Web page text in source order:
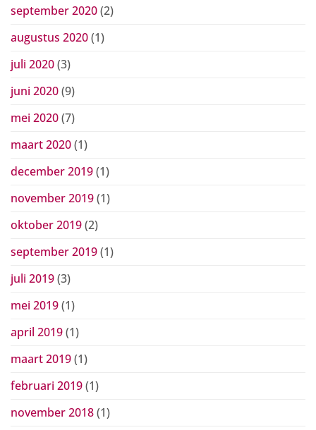
september 2020(2)
augustus 2020(1)
juli 2020(3)
juni 2020(9)
mei 2020(7)
maart 2020(1)
december 2019(1)
november 2019(1)
oktober 2019(2)
september 2019(1)
juli 2019(3)
mei 2019(1)
april 2019(1)
maart 2019(1)
februari 2019(1)
november 2018(1)